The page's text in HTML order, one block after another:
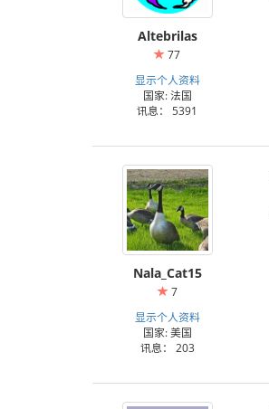
Altebrilas
77
显示个人资料
国家: 法国
讯息： 5391
Nala_Cat15
7
显示个人资料
国家: 美国
讯息： 203